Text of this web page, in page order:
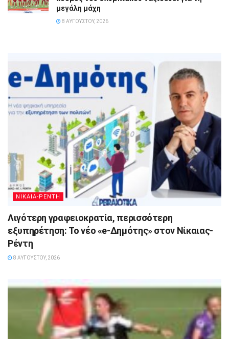
μεγάλη μάχη
8 ΑΥΓΟΎΣΤΟΥ, 2026
ΝΙΚΑΙΑ-ΡΕΝΤΗ
Λιγότερη γραφειοκρατία, περισσότερη
εξυπηρέτηση: Το νέο «e-Δημότης» στον Νίκαιας-
Ρέντη
8 ΑΥΓΟΎΣΤΟΥ, 2026